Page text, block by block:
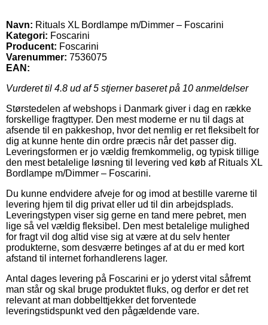
Navn: Rituals XL Bordlampe m/Dimmer – Foscarini
Kategori: Foscarini
Producent: Foscarini
Varenummer: 7536075
EAN:
Vurderet til 4.8 ud af 5 stjerner baseret på 10 anmeldelser
Størstedelen af webshops i Danmark giver i dag en række
forskellige fragttyper. Den mest moderne er nu til dags at
afsende til en pakkeshop, hvor det nemlig er ret fleksibelt for
dig at kunne hente din ordre præcis når det passer dig.
Leveringsformen er jo vældig fremkommelig, og typisk tillige
den mest betalelige løsning til levering ved køb af Rituals XL
Bordlampe m/Dimmer – Foscarini.
Du kunne endvidere afveje for og imod at bestille varerne til
levering hjem til dig privat eller ud til din arbejdsplads.
Leveringstypen viser sig gerne en tand mere pebret, men
lige så vel vældig fleksibel. Den mest betalelige mulighed
for fragt vil dog altid vise sig at være at du selv henter
produkterne, som desværre betinges af at du er med kort
afstand til internet forhandlerens lager.
Antal dages levering på Foscarini er jo yderst vital såfremt
man står og skal bruge produktet fluks, og derfor er det ret
relevant at man dobbelttjekker det forventede
leveringstidspunkt ved den pågældende vare.